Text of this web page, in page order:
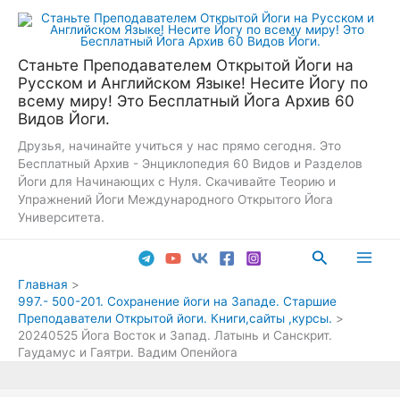
Перейти
Станьте Преподавателем Открытой Йоги на
Русском и Английском Языке! Несите Йогу по
всему миру! Это Бесплатный Йога Архив 60
Видов Йоги.
Друзья, начинайте учиться у нас прямо сегодня. Это
Бесплатный Архив - Энциклопедия 60 Видов и Разделов
Йоги для Начинающих с Нуля. Скачивайте Теорию и
Упражнений Йоги Международного Открытого Йога
Университета.
Поиск
Главная
997.- 500-201. Сохранение йоги на Западе. Старшие
Преподаватели Открытой йоги. Книги,сайты ,курсы.
20240525 Йога Восток и Запад. Латынь и Санскрит.
Гаудамус и Гаятри. Вадим Опенйога